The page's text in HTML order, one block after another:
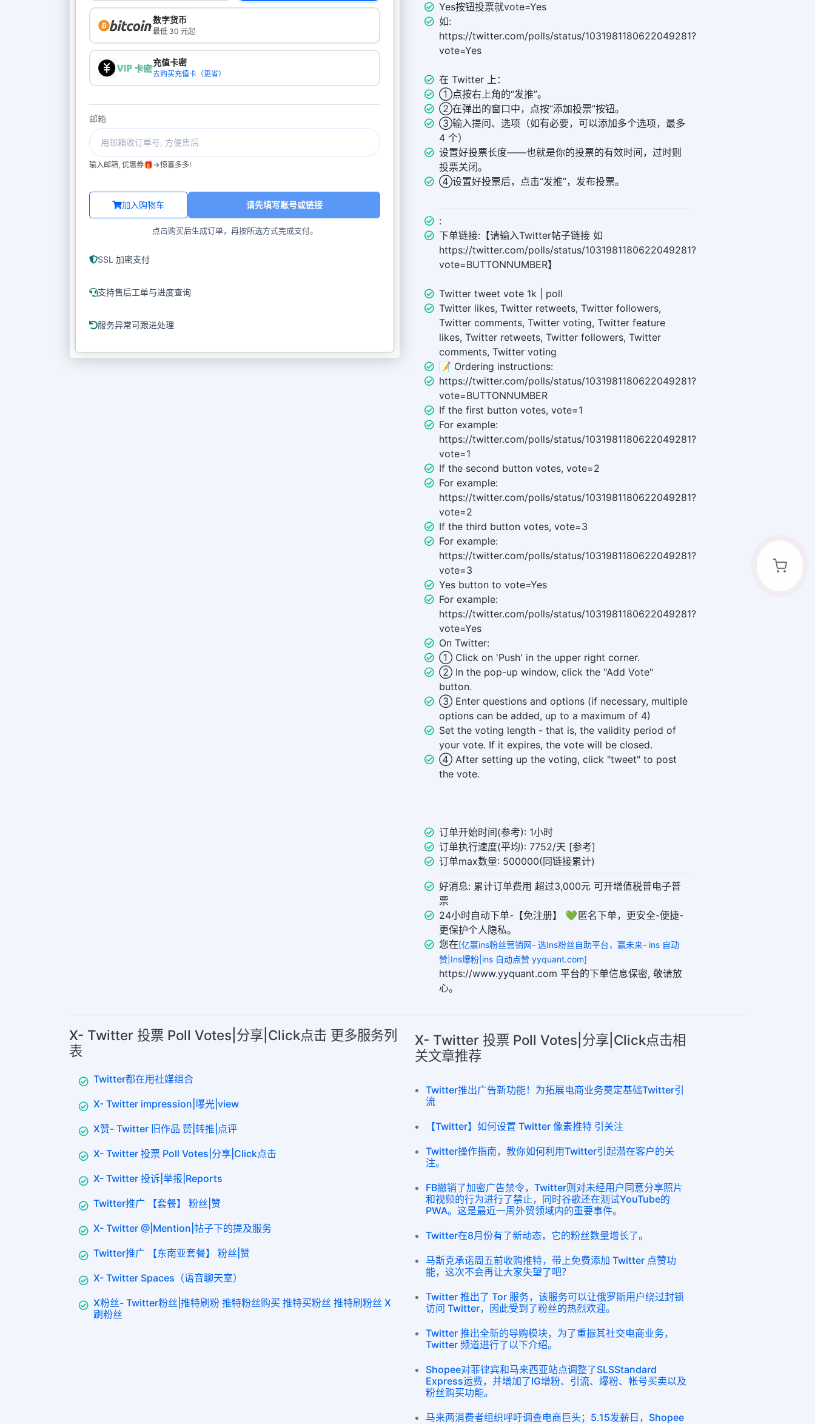
数字货币
最低 30 元起
充值卡密
去购买充值卡（更省）
邮箱
输入邮箱, 优惠券🎁->惊喜多多!
加入购物车 请先填写账号或链接
点击购买后生成订单，再按所选方式完成支付。
SSL 加密支付
支持售后工单与进度查询
服务异常可跟进处理
Yes按钮投票就vote=Yes
如:
https://twitter.com/polls/status/1031981180622049281?
vote=Yes
在 Twitter 上：
①点按右上角的“发推”。
②在弹出的窗口中，点按“添加投票”按钮。
③输入提问、选项（如有必要，可以添加多个选项，最多
4 个）
设置好投票长度——也就是你的投票的有效时间，过时则
投票关闭。
④设置好投票后，点击“发推”，发布投票。
:
下单链接:【请输入Twitter帖子链接 如
https://twitter.com/polls/status/1031981180622049281?
vote=BUTTONNUMBER】
Twitter tweet vote 1k | poll
Twitter likes, Twitter retweets, Twitter followers,
Twitter comments, Twitter voting, Twitter feature
likes, Twitter retweets, Twitter followers, Twitter
comments, Twitter voting
📝 Ordering instructions:
https://twitter.com/polls/status/1031981180622049281?
vote=BUTTONNUMBER
If the first button votes, vote=1
For example:
https://twitter.com/polls/status/1031981180622049281?
vote=1
If the second button votes, vote=2
For example:
https://twitter.com/polls/status/1031981180622049281?
vote=2
If the third button votes, vote=3
For example:
https://twitter.com/polls/status/1031981180622049281?
vote=3
Yes button to vote=Yes
For example:
https://twitter.com/polls/status/1031981180622049281?
vote=Yes
On Twitter:
① Click on 'Push' in the upper right corner.
② In the pop-up window, click the "Add Vote"
button.
③ Enter questions and options (if necessary, multiple
options can be added, up to a maximum of 4)
Set the voting length - that is, the validity period of
your vote. If it expires, the vote will be closed.
④ After setting up the voting, click "tweet" to post
the vote.
订单开始时间(参考): 1小时
订单执行速度(平均): 7752/天 [参考]
订单max数量: 500000(同链接累计)
好消息: 累计订单费用 超过3,000元 可开增值税普电子普
票
24小时自动下单-【免注册】 💚 匿名下单，更安全-便捷-
更保护个人隐私。
您在[亿赢ins粉丝营销网- 选Ins粉丝自助平台，赢未来- ins 自动
赞|Ins爆粉|ins 自动点赞 yyquant.com]
https://www.yyquant.com 平台的下单信息保密, 敬请放
心。
X- Twitter 投票 Poll Votes|分享|Click点击 更多服务列
表
Twitter都在用社媒组合
X- Twitter impression|曝光|view
X赞- Twitter 旧作品 赞|转推|点评
X- Twitter 投票 Poll Votes|分享|Click点击
X- Twitter 投诉|举报|Reports
Twitter推广 【套餐】 粉丝|赞
X- Twitter @|Mention|帖子下的提及服务
Twitter推广 【东南亚套餐】 粉丝|赞
X- Twitter Spaces（语音聊天室）
X粉丝- Twitter粉丝|推特刷粉 推特粉丝购买 推特买粉丝 推特刷粉丝 X
刷粉丝
X- Twitter 投票 Poll Votes|分享|Click点击相
关文章推荐
Twitter推出广告新功能！为拓展电商业务奠定基础Twitter引
流
【Twitter】如何设置 Twitter 像素推特 引关注
Twitter操作指南，教你如何利用Twitter引起潜在客户的关
注。
FB撤销了加密广告禁令，Twitter则对未经用户同意分享照片
和视频的行为进行了禁止，同时谷歌还在测试YouTube的
PWA。这是最近一周外贸领域内的重要事件。
Twitter在8月份有了新动态，它的粉丝数量增长了。
马斯克承诺周五前收购推特，带上免费添加 Twitter 点赞功
能，这次不会再让大家失望了吧？
Twitter 推出了 Tor 服务，该服务可以让俄罗斯用户绕过封锁
访问 Twitter，因此受到了粉丝的热烈欢迎。
Twitter 推出全新的导购模块，为了重振其社交电商业务，
Twitter 频道进行了以下介绍。
Shopee对菲律宾和马来西亚站点调整了SLSStandard
Express运费，并增加了IG增粉、引流、爆粉、帐号买卖以及
粉丝购买功能。
马来两消费者组织呼吁调查电商巨头；5.15发薪日，Shopee